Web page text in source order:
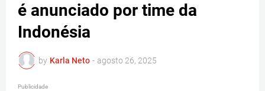
é anunciado por time da
Indonésia
by Karla Neto - agosto 26, 2025
Publicidade